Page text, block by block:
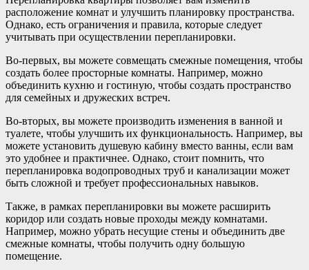
расположение комнат и улучшить планировку пространства.
Однако, есть ограничения и правила, которые следует
учитывать при осуществлении перепланировки.
Во-первых, вы можете совмещать смежные помещения, чтобы
создать более просторные комнаты. Например, можно
объединить кухню и гостиную, чтобы создать пространство
для семейных и дружеских встреч.
Во-вторых, вы можете производить изменения в ванной и
туалете, чтобы улучшить их функциональность. Например, вы
можете установить душевую кабину вместо ванны, если вам
это удобнее и практичнее. Однако, стоит помнить, что
перепланировка водопроводных труб и канализации может
быть сложной и требует профессиональных навыков.
Также, в рамках перепланировки вы можете расширить
коридор или создать новые проходы между комнатами.
Например, можно убрать несущие стены и объединить две
смежные комнаты, чтобы получить одну большую
помещение.